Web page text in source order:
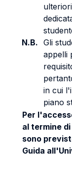
N.B. Gli
appelli
in cui
piano
Per
al termine
sono
Guida